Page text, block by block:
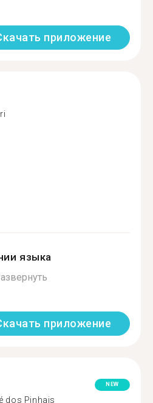
приложение
языка
приложение
dos Pinhais
NEW